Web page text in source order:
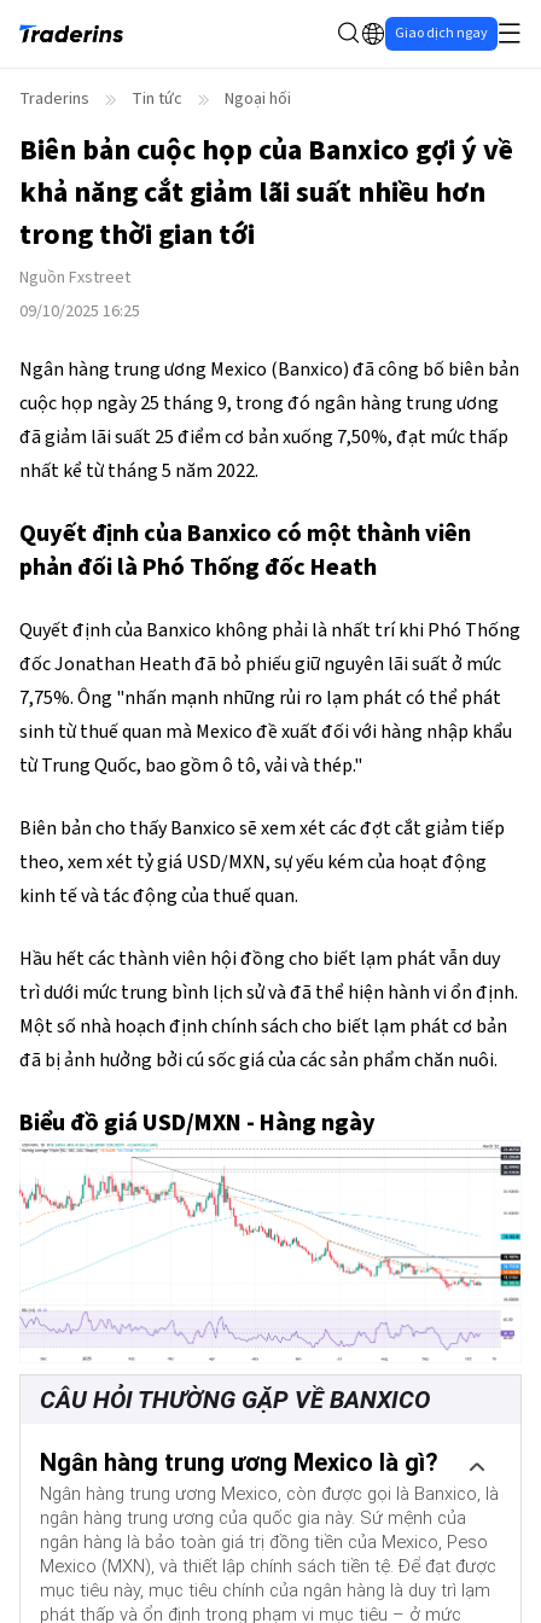
Giao dịch ngay
Traderins Tin tức Ngoại hối
Biên bản cuộc họp của Banxico gợi ý về
khả năng cắt giảm lãi suất nhiều hơn
trong thời gian tới
Nguồn Fxstreet
09/10/2025 16:25
Ngân hàng trung ương Mexico (Banxico) đã công bố biên bản
cuộc họp ngày 25 tháng 9, trong đó ngân hàng trung ương
đã giảm lãi suất 25 điểm cơ bản xuống 7,50%, đạt mức thấp
nhất kể từ tháng 5 năm 2022.
Quyết định của Banxico có một thành viên
phản đối là Phó Thống đốc Heath
Quyết định của Banxico không phải là nhất trí khi Phó Thống
đốc Jonathan Heath đã bỏ phiếu giữ nguyên lãi suất ở mức
7,75%. Ông "nhấn mạnh những rủi ro lạm phát có thể phát
sinh từ thuế quan mà Mexico đề xuất đối với hàng nhập khẩu
từ Trung Quốc, bao gồm ô tô, vải và thép."
Biên bản cho thấy Banxico sẽ xem xét các đợt cắt giảm tiếp
theo, xem xét tỷ giá USD/MXN, sự yếu kém của hoạt động
kinh tế và tác động của thuế quan.
Hầu hết các thành viên hội đồng cho biết lạm phát vẫn duy
trì dưới mức trung bình lịch sử và đã thể hiện hành vi ổn định.
Một số nhà hoạch định chính sách cho biết lạm phát cơ bản
đã bị ảnh hưởng bởi cú sốc giá của các sản phẩm chăn nuôi.
Biểu đồ giá USD/MXN - Hàng ngày
CÂU HỎI THƯỜNG GẶP VỀ BANXICO
Ngân hàng trung ương Mexico là gì?
Ngân hàng trung ương Mexico, còn được gọi là Banxico, là
ngân hàng trung ương của quốc gia này. Sứ mệnh của
ngân hàng là bảo toàn giá trị đồng tiền của Mexico, Peso
Mexico (MXN), và thiết lập chính sách tiền tệ. Để đạt được
mục tiêu này, mục tiêu chính của ngân hàng là duy trì lạm
phát thấp và ổn định trong phạm vi mục tiêu – ở mức